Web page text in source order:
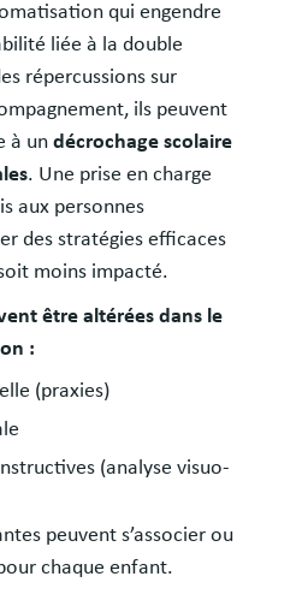
qui engendre
liée à la double
répercussions sur
ils peuvent
à un décrochage scolaire
. Une prise en charge
aux personnes
des stratégies efficaces
moins impacté.
être altérées dans le
:
(praxies)
(analyse visuo-
peuvent s’associer ou
chaque enfant.